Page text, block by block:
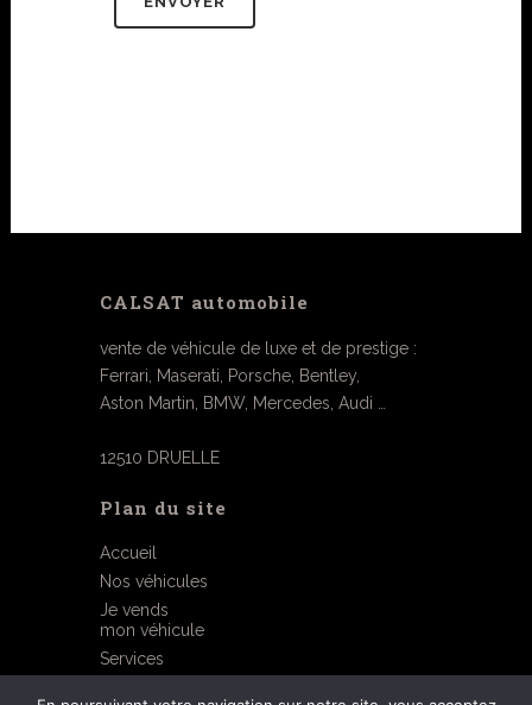
CALSAT automobile
vente de véhicule de luxe et de prestige :
Ferrari, Maserati, Porsche, Bentley,
Aston Martin, BMW, Mercedes, Audi …
12510 DRUELLE
Plan du site
Accueil
Nos véhicules
Je vends
mon véhicule
Services